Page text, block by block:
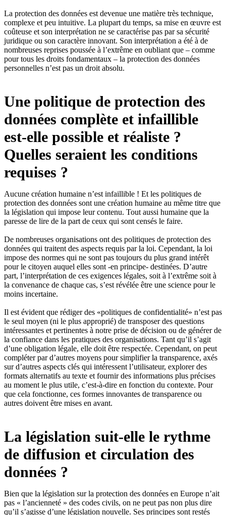
La protection des données est devenue une matière très technique,
complexe et peu intuitive. La plupart du temps, sa mise en œuvre est
coûteuse et son interprétation ne se caractérise pas par sa sécurité
juridique ou son caractère innovant. Son interprétation a été à de
nombreuses reprises poussée à l’extrême en oubliant que – comme
pour tous les droits fondamentaux – la protection des données
personnelles n’est pas un droit absolu.
Une politique de protection des
données complète et infaillible
est-elle possible et réaliste ?
Quelles seraient les conditions
requises ?
Aucune création humaine n’est infaillible ! Et les politiques de
protection des données sont une création humaine au même titre que
la législation qui impose leur contenu. Tout aussi humaine que la
paresse de lire de la part de ceux qui sont censés le faire.
De nombreuses organisations ont des politiques de protection des
données qui traitent des aspects requis par la loi. Cependant, la loi
impose des normes qui ne sont pas toujours du plus grand intérêt
pour le citoyen auquel elles sont -en principe- destinées. D’autre
part, l’interprétation de ces exigences légales, soit à l’extrême soit à
la convenance de chaque cas, s’est révélée être une science pour le
moins incertaine.
Il est évident que rédiger des «politiques de confidentialité» n’est pas
le seul moyen (ni le plus approprié) de transposer des questions
intéressantes et pertinentes à notre prise de décision ou de générer de
la confiance dans les pratiques des organisations. Tant qu’il s’agit
d’une obligation légale, elle doit être respectée. Cependant, on peut
compléter par d’autres moyens pour simplifier la transparence, axés
sur d’autres aspects clés qui intéressent l’utilisateur, explorer des
formats alternatifs au texte et fournir des informations plus précises
au moment le plus utile, c’est-à-dire en fonction du contexte. Pour
que cela fonctionne, ces formes innovantes de transparence ou
autres doivent être mises en avant.
La législation suit-elle le rythme
de diffusion et circulation des
données ?
Bien que la législation sur la protection des données en Europe n’ait
pas « l’ancienneté » des codes civils, on ne peut pas non plus dire
qu’il s’agisse d’une législation nouvelle. Ses principes sont restés